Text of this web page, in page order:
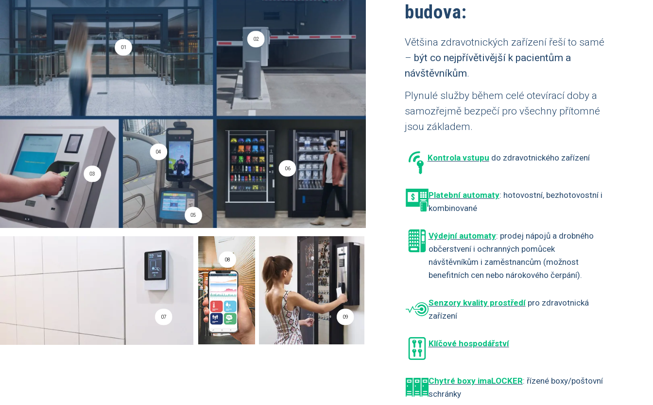
01
02
03
04
05
06
07
08
09
budova:
Většina zdravotnických zařízení řeší to samé
– být co nejpřívětivější k pacientům a
návštěvníkům.
Plynulé služby během celé otevírací doby a
samozřejmě bezpečí pro všechny přítomné
jsou základem.
Kontrola vstupu do zdravotnického zařízení
Platební automaty: hotovostní, bezhotovostní i
kombinované
Výdejní automaty: prodej nápojů a drobného
občerstvení i ochranných pomůcek
návštěvníkům i zaměstnancům (možnost
benefitních cen nebo nárokového čerpání).
Senzory kvality prostředípro zdravotnická
zařízení
Klíčové hospodářství
Chytré boxy imaLOCKER: řízené boxy/poštovní
schránky